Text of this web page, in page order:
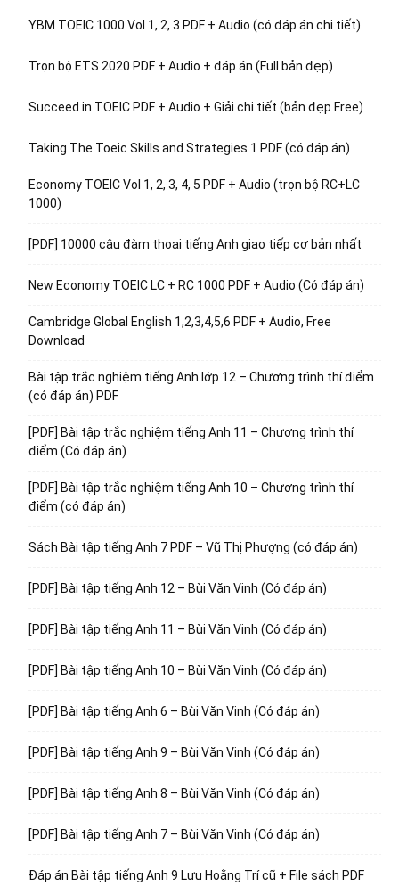
YBM TOEIC 1000 Vol 1, 2, 3 PDF + Audio (có đáp án chi tiết)
Trọn bộ ETS 2020 PDF + Audio + đáp án (Full bản đẹp)
Succeed in TOEIC PDF + Audio + Giải chi tiết (bản đẹp Free)
Taking The Toeic Skills and Strategies 1 PDF (có đáp án)
Economy TOEIC Vol 1, 2, 3, 4, 5 PDF + Audio (trọn bộ RC+LC
1000)
[PDF] 10000 câu đàm thoại tiếng Anh giao tiếp cơ bản nhất
New Economy TOEIC LC + RC 1000 PDF + Audio (Có đáp án)
Cambridge Global English 1,2,3,4,5,6 PDF + Audio, Free
Download
Bài tập trắc nghiệm tiếng Anh lớp 12 – Chương trình thí điểm
(có đáp án) PDF
[PDF] Bài tập trắc nghiệm tiếng Anh 11 – Chương trình thí
điểm (Có đáp án)
[PDF] Bài tập trắc nghiệm tiếng Anh 10 – Chương trình thí
điểm (có đáp án)
Sách Bài tập tiếng Anh 7 PDF – Vũ Thị Phượng (có đáp án)
[PDF] Bài tập tiếng Anh 12 – Bùi Văn Vinh (Có đáp án)
[PDF] Bài tập tiếng Anh 11 – Bùi Văn Vinh (Có đáp án)
[PDF] Bài tập tiếng Anh 10 – Bùi Văn Vinh (Có đáp án)
[PDF] Bài tập tiếng Anh 6 – Bùi Văn Vinh (Có đáp án)
[PDF] Bài tập tiếng Anh 9 – Bùi Văn Vinh (Có đáp án)
[PDF] Bài tập tiếng Anh 8 – Bùi Văn Vinh (Có đáp án)
[PDF] Bài tập tiếng Anh 7 – Bùi Văn Vinh (Có đáp án)
Đáp án Bài tập tiếng Anh 9 Lưu Hoằng Trí cũ + File sách PDF